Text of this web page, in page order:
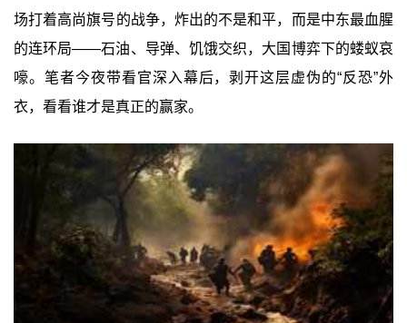
场打着高尚旗号的战争，炸出的不是和平，而是中东最血腥
的连环局——石油、导弹、饥饿交织，大国博弈下的蝼蚁哀
嚎。笔者今夜带看官深入幕后，剥开这层虚伪的“反恐”外
衣，看看谁才是真正的赢家。